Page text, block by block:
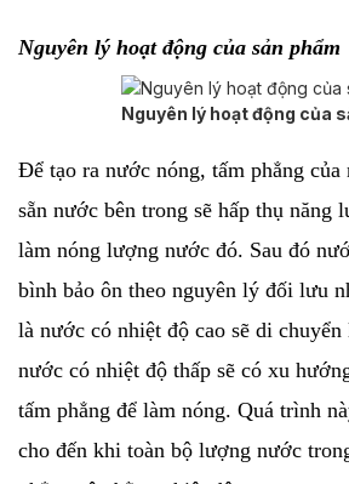
Nguyên lý hoạt động của sản phẩm
Nguyên lý hoạt động của
Để tạo ra nước nóng, tấm phẳng
sẵn nước bên trong sẽ hấp thụ năng
làm nóng lượng nước đó. Sau đó
bình bảo ôn theo nguyên lý đối lưu
là nước có nhiệt độ cao sẽ di chuyển
nước có nhiệt độ thấp sẽ có xu
tấm phẳng để làm nóng. Quá trình
cho đến khi toàn bộ lượng nước